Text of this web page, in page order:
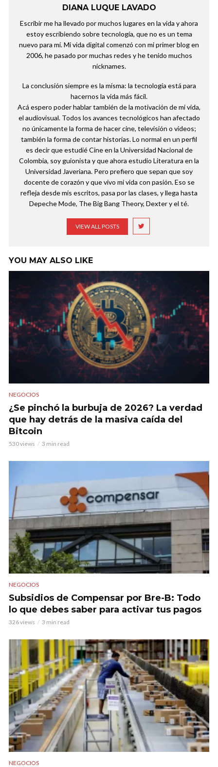
DIANA LUQUE LAVADO
Escribir me ha llevado por muchos lugares en la vida y ahora
estoy escribiendo sobre tecnología, que no es un tema
nuevo para mí. Mi vida digital comenzó con mi primer blog en
2006, he pasado por muchas redes y he tenido muchos
nicknames.
La conclusión siempre es la misma: la tecnología está para
hacernos la vida más fácil.
Acá espero poder hablar también de la motivación de mi vida,
el audiovisual. Todos los avances tecnológicos han afectado
no únicamente la forma de hacer cine, televisión o videos;
también la forma de contar historias. Lo normal en un perfil
es decir que estudié Cine en la Universidad Nacional de
Colombia, soy guionista y que ahora estudio Literatura en la
Universidad Javeriana. Pero prefiero que sepan que soy
docente de corazón y que vivo mi vida con pasión. Eso se
refleja desde mis escritos, pasa por las clases, y llega hasta
Depeche Mode, The Big Bang Theory, Dexter y el té.
VIEW ALL POSTS
YOU MAY ALSO LIKE
NEGOCIOS
¿Se pinchó la burbuja de 2026? La verdad
que hay detrás de la masiva caída del
Bitcoin
530 views 3 min read
NEGOCIOS
Subsidios de Compensar por Bre-B: Todo
lo que debes saber para activar tus pagos
326 views 3 min read
NEGOCIOS